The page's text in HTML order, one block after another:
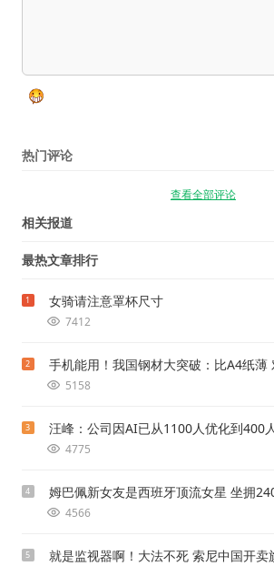
热门评论
查看全部评论
相关报道
最热文章排行
1 女骑请注意罩杯尺寸
7412
2 手机能用！我国钢材大突破：比A4纸薄
5158
3 汪峰：公司因AI已从1100人优化到400
4775
4 姆巴佩新女友是西班牙顶流女星 坐拥
4566
5
就是监视器啊！大法不死 索尼中国开